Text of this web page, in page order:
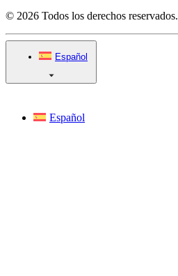
© 2026 Todos los derechos reservados.
Español
Español